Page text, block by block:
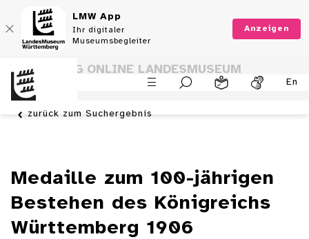
LMW App
Ihr digitaler
Museumsbegleiter
Anzeigen
En
SAMMLUNG ONLINE LANDESMUSEUM
WÜRTTEMBERG
zurück zum Suchergebnis
Medaille zum 100-jährigen
Bestehen des Königreichs
Württemberg 1906